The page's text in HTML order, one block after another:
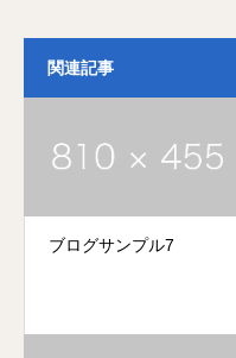
関連記事
ブログサンプル7